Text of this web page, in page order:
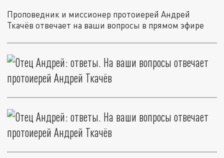
Проповедник и миссионер протоиерей Андрей
Ткачёв отвечает на ваши вопросы в прямом эфире